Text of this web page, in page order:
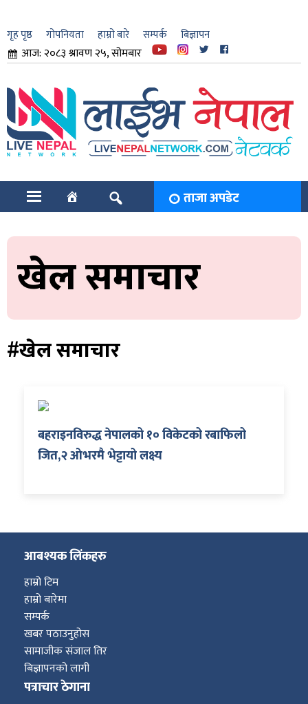
गृह पृष्ठ गोपनियता हाम्रो बारे सम्पर्क बिज्ञापन
आज: २०८३ श्रावण २५, सोमबार
ताजा अपडेट
खेल समाचार
#खेल समाचार
बहराइनविरुद्ध नेपालको १० विकेटको रबाफिलो
जित,२ ओभरमै भेट्टायो लक्ष्य
आबश्यक लिंकहरु
हाम्रो टिम
हाम्रो बारेमा
सम्पर्क
खबर पठाउनुहोस
सामाजीक संजाल तिर
बिज्ञापनको लागी
पत्राचार ठेगाना